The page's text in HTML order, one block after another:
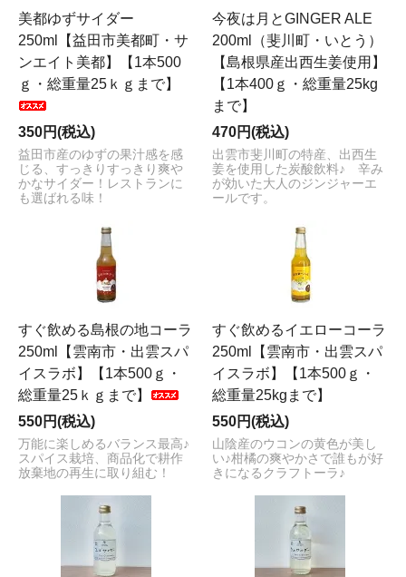
美都ゆずサイダー
250ml【益田市美都町・サ
ンエイト美都】【1本500
ｇ・総重量25ｋｇまで】
350円(税込)
益田市産のゆずの果汁感を感
じる、すっきりすっきり爽や
かなサイダー！レストランに
も選ばれる味！
今夜は月とGINGER ALE
200ml（斐川町・いとう）
【島根県産出西生姜使用】
【1本400ｇ・総重量25kg
まで】
470円(税込)
出雲市斐川町の特産、出西生
姜を使用した炭酸飲料♪ 辛み
が効いた大人のジンジャーエ
ールです。
すぐ飲める島根の地コーラ
250ml【雲南市・出雲スパ
イスラボ】【1本500ｇ・
総重量25ｋｇまで】
550円(税込)
万能に楽しめるバランス最高♪
スパイス栽培、商品化で耕作
放棄地の再生に取り組む！
すぐ飲めるイエローコーラ
250ml【雲南市・出雲スパ
イスラボ】【1本500ｇ・
総重量25kgまで】
550円(税込)
山陰産のウコンの黄色が美し
い♪柑橘の爽やかさで誰もが好
きになるクラフトーラ♪